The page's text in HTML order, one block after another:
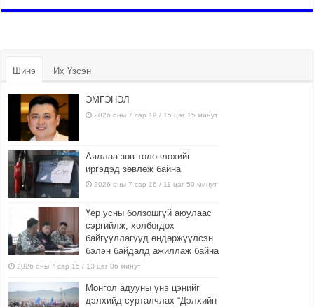
Шинэ Их Үзсэн
ЭМГЭНЭЛ
2026 оны 7 сар 19 / 15 цаг 15 минут
Аяллаа зөв төлөвлөхийг
иргэдэд зөвлөж байна
2026 оны 7 сар 16 / 11 цаг 50 минут
Үер усны болзошгүй аюулаас
сэргийлж, холбогдох
байгууллагууд өндөржүүлсэн
бэлэн байдалд ажиллаж байна
2026 оны 7 сар 15 / 13 цаг 06 минут
Монгол адууны үнэ цэнийг
дэлхийд сурталчлах “Дэлхийн